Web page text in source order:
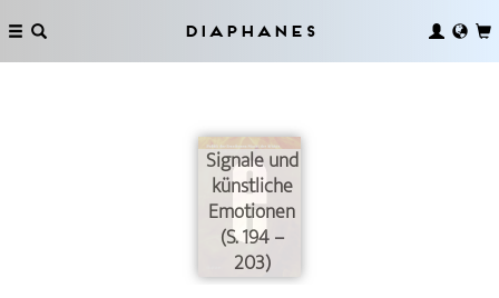
Diaphanes
Signale und
künstliche
Emotionen
(S. 194 –
203)